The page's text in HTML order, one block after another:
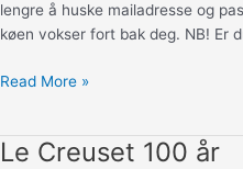
lengre å huske mailadresse og
køen vokser fort bak deg. NB! Er
Innlogging
Read More »
Le Creuset 100 år